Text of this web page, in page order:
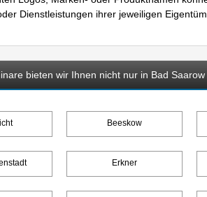
Dienstleistungen ihrer jeweiligen
bieten wir Ihnen nicht nur in Bad
Beeskow
Erkner